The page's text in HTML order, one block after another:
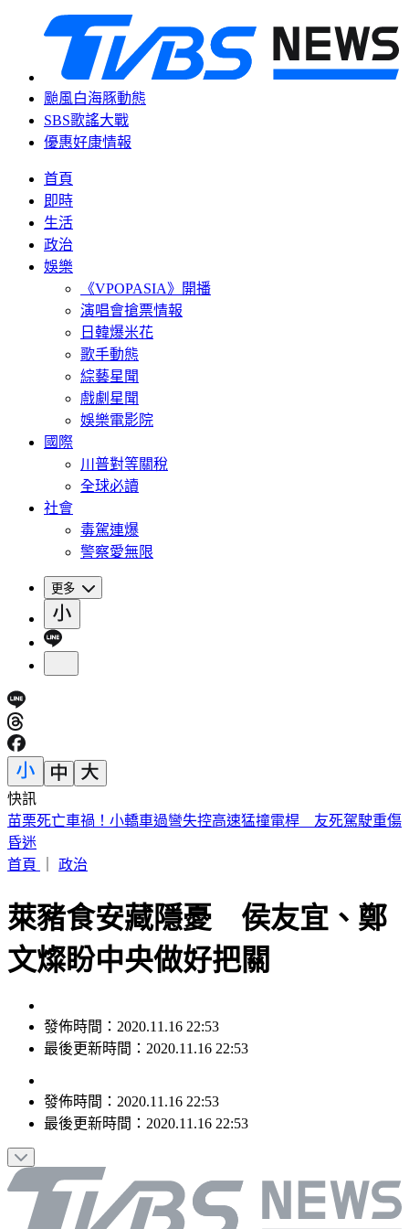
颱風白海豚動態
SBS歌謠大戰
優惠好康情報
首頁
即時
生活
政治
娛樂
《VPOPASIA》開播
演唱會搶票情報
日韓爆米花
歌手動態
綜藝星聞
戲劇星聞
娛樂電影院
國際
川普對等關稅
全球必讀
社會
毒駕連爆
警察愛無限
更多
快訊
行動網路降速演習！中部7縣市今午後首登場 應對措施一次
看
首頁
政治
萊豬食安藏隱憂 侯友宜、鄭
文燦盼中央做好把關
發佈時間：2020.11.16 22:53
最後更新時間：2020.11.16 22:53
發佈時間： 2020.11.16 22:53
最後更新時間： 2020.11.16 22:53